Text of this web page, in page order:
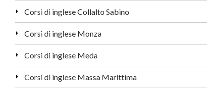
Corsi di inglese Collalto Sabino
Corsi di inglese Monza
Corsi di inglese Meda
Corsi di inglese Massa Marittima